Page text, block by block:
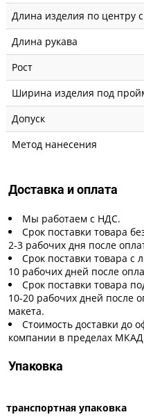
Длина изделия по центру
Длина рукава
Рост
Ширина изделия под
Допуск
Метод нанесения
Доставка и оплата
Мы работаем с НДС.
Срок поставки товара
2-3 рабочих дня после
Срок поставки товара с
10 рабочих дней после
Срок поставки товара
10-20 рабочих дней после
макета.
Стоимость доставки до
компании в пределах
Упаковка
транспортная упаковка